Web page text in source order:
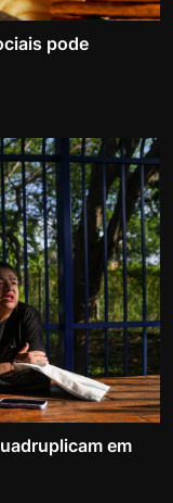
pode
em